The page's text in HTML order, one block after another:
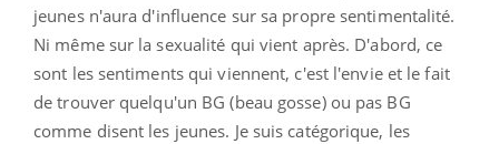
jeunes n'aura d'influence sur sa propre sentimentalité.
Ni même sur la sexualité qui vient après. D'abord, ce
sont les sentiments qui viennent, c'est l'envie et le fait
de trouver quelqu'un BG (beau gosse) ou pas BG
comme disent les jeunes. Je suis catégorique, les